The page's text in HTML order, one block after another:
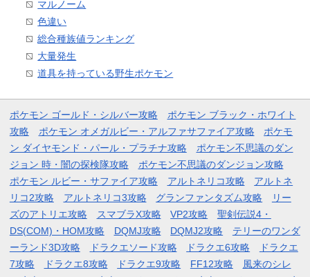
マルノーム
色違い
総合種族値ランキング
大量発生
道具を持っている野生ポケモン
ポケモン ゴールド・シルバー攻略
ポケモン ブラック・ホワイト
攻略
ポケモン オメガルビー・アルファサファイア攻略
ポケモ
ン ダイヤモンド・パール・プラチナ攻略
ポケモン不思議のダン
ジョン 時・闇の探検隊攻略
ポケモン不思議のダンジョン攻略
ポケモン ルビー・サファイア攻略
アルトネリコ攻略
アルトネ
リコ2攻略
アルトネリコ3攻略 グランファンタズム攻略
リー
ズのアトリエ攻略
スマブラX攻略 VP2攻略
聖剣伝説4・
DS(COM)・HOM攻略
DQMJ攻略 DQMJ2攻略
テリーのワンダ
ーランド3D攻略
ドラクエソード攻略 ドラクエ6攻略
ドラクエ
7攻略
ドラクエ8攻略 ドラクエ9攻略 FF12攻略
風来のシレ